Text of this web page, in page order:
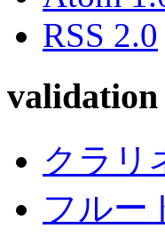
RSS 2.0
クラリ
フルー